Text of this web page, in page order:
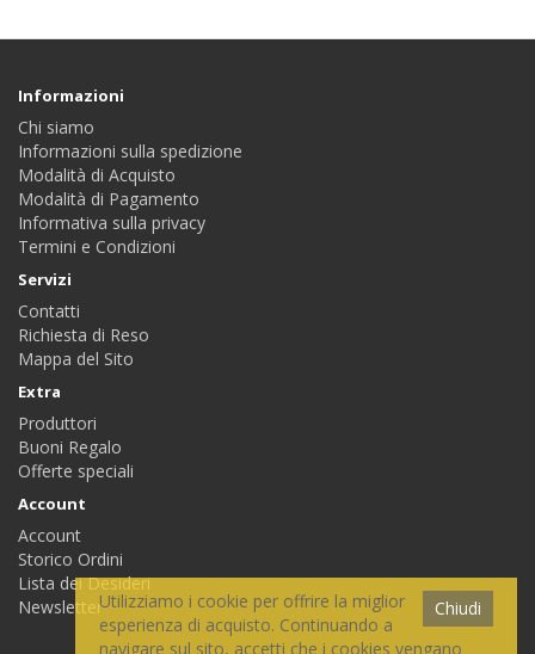
Informazioni
Chi siamo
Informazioni sulla spedizione
Modalità di Acquisto
Modalità di Pagamento
Informativa sulla privacy
Termini e Condizioni
Servizi
Contatti
Richiesta di Reso
Mappa del Sito
Extra
Produttori
Buoni Regalo
Offerte speciali
Account
Account
Storico Ordini
Lista dei Desideri
Newsletter
Chiudi
Utilizziamo i cookie per offrire la miglior
esperienza di acquisto. Continuando a
navigare sul sito, accetti che i cookies vengano